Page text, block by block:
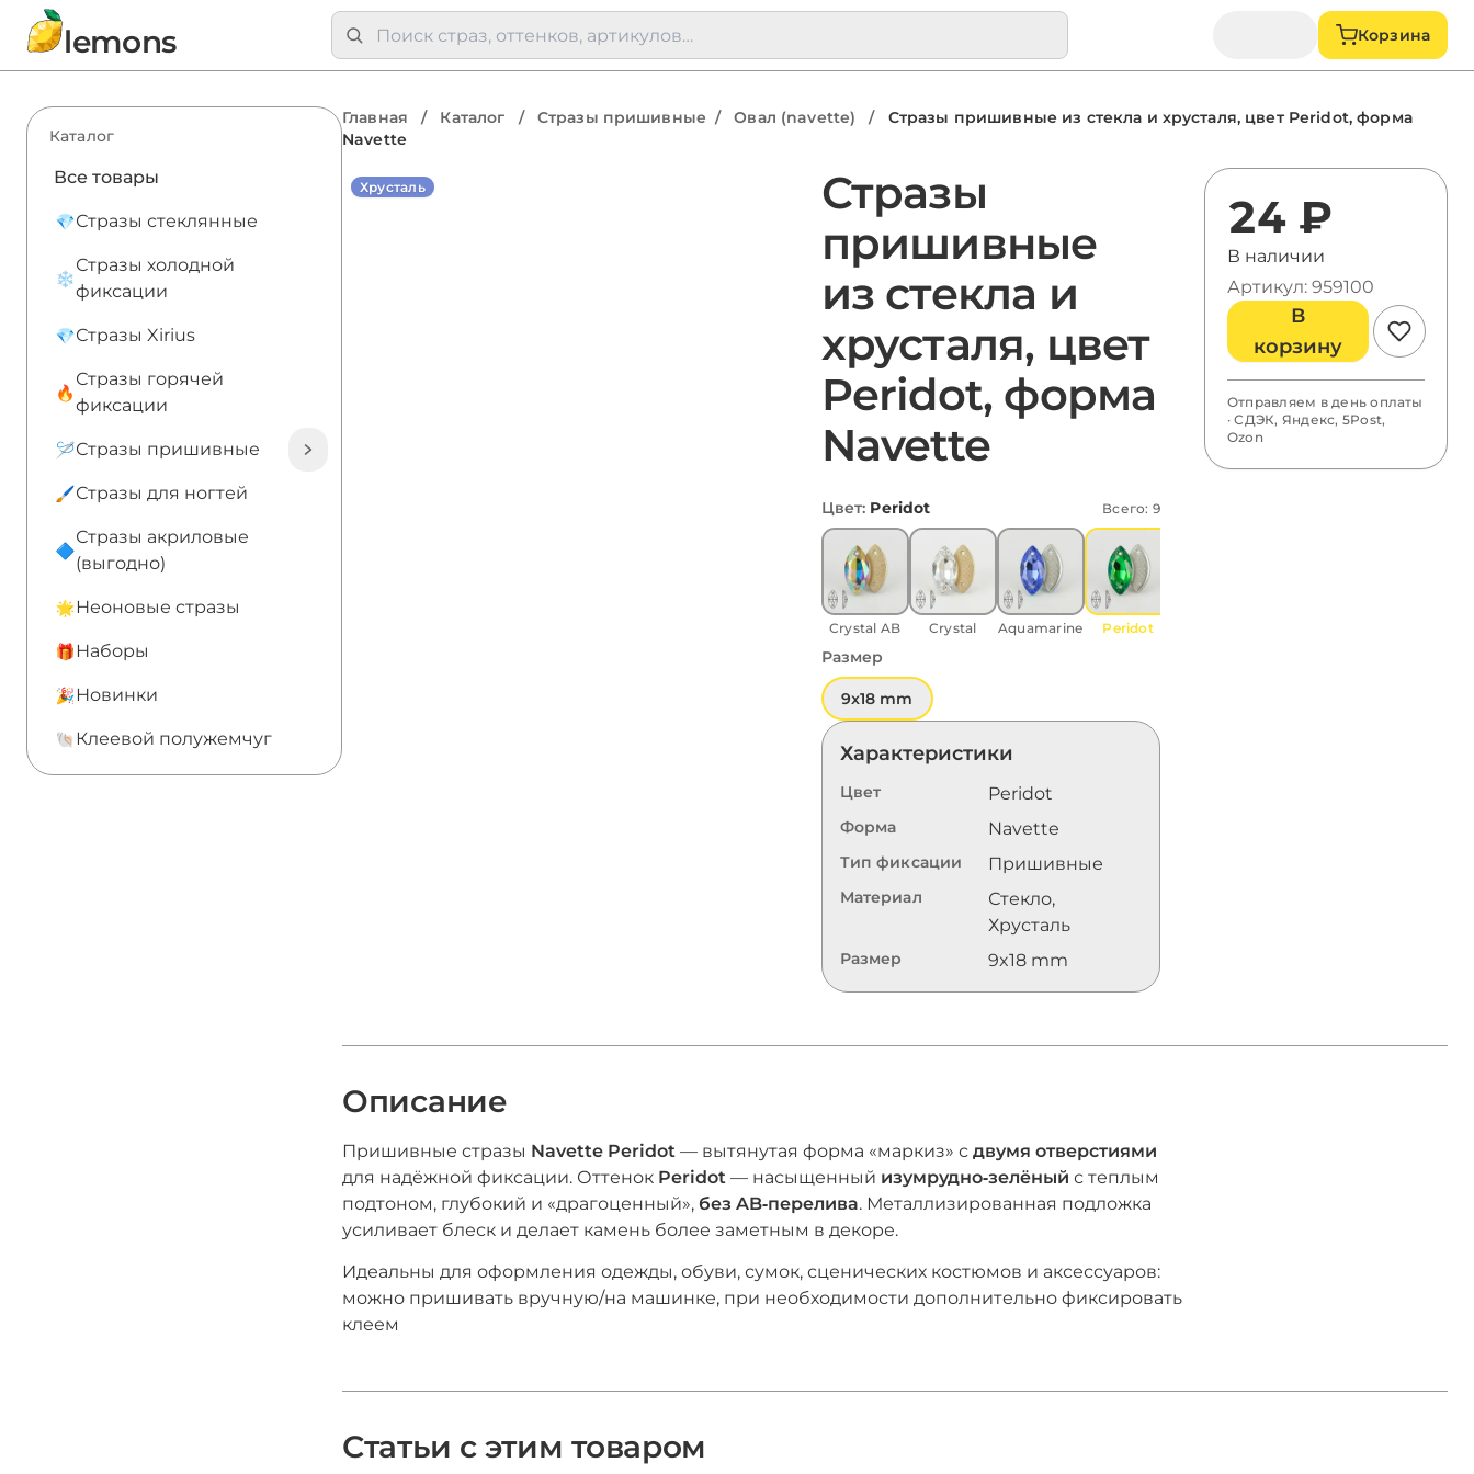
lemons Корзина
Каталог
Все товары
Стразы стеклянные
Стразы холодной
фиксации
Стразы Xirius
Стразы горячей
фиксации
Стразы пришивные
Стразы для ногтей
Стразы акриловые
(выгодно)
Неоновые стразы
Наборы
Новинки
Клеевой полужемчуг
Главная / Каталог / Стразы пришивные / Овал (navette) /
Стразы пришивные из стекла и хрусталя, цвет Peridot, форма
Navette
Хрусталь
Стразы
пришивные
из стекла и
хрусталя, цвет
Peridot, форма
Navette
Цвет: Peridot Всего: 9
Crystal AB Crystal Aquamarine Peridot
Размер
9x18 mm
Характеристики
Цвет Peridot
Форма Navette
Тип фиксации Пришивные
Материал
Стекло,
Хрусталь
Размер 9x18 mm
24 ₽
В наличии
Артикул: 959100
В
корзину
Отправляем в день оплаты
· СДЭК, Яндекс, 5Post,
Ozon
Описание
Пришивные стразы Navette Peridot — вытянутая форма «маркиз» с двумя отверстиями
для надёжной фиксации. Оттенок Peridot — насыщенный изумрудно‑зелёный с теплым
подтоном, глубокий и «драгоценный», без AB‑перелива. Металлизированная подложка
усиливает блеск и делает камень более заметным в декоре.
Идеальны для оформления одежды, обуви, сумок, сценических костюмов и аксессуаров:
можно пришивать вручную/на машинке, при необходимости дополнительно фиксировать
клеем
Статьи с этим товаром